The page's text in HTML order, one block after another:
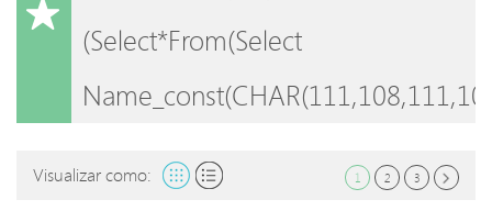
(select*from(select
Visualizar como: 1 2 3